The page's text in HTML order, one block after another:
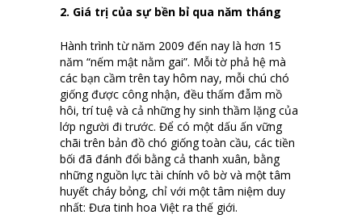
2. Giá trị của sự bền bỉ qua năm tháng
Hành trình từ năm 2009 đến nay là hơn 15
năm “nếm mật nằm gai”. Mỗi tờ phả hệ mà
các bạn cầm trên tay hôm nay, mỗi chú chó
giống được công nhận, đều thấm đẫm mồ
hôi, trí tuệ và cả những hy sinh thầm lặng của
lớp người đi trước. Để có một dấu ấn vững
chãi trên bản đồ chó giống toàn cầu, các tiền
bối đã đánh đổi bằng cả thanh xuân, bằng
những nguồn lực tài chính vô bờ và một tâm
huyết cháy bỏng, chỉ với một tâm niệm duy
nhất: Đưa tinh hoa Việt ra thế giới.